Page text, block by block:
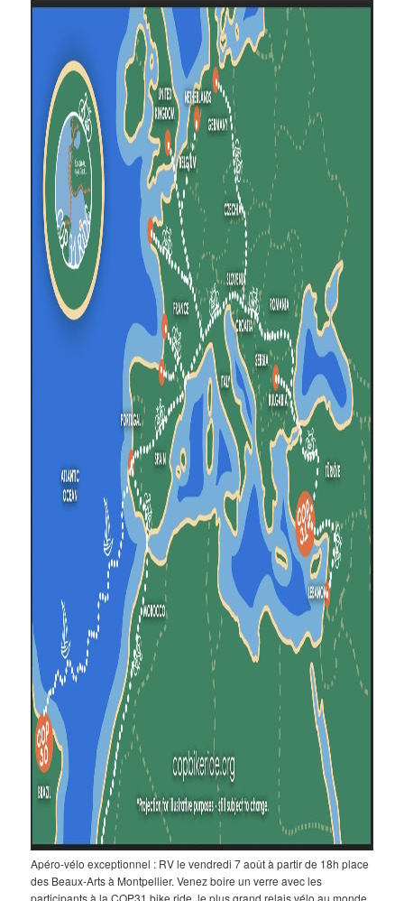
Apéro-vélo exceptionnel : RV le vendredi 7 août à partir de 18h place
des Beaux-Arts à Montpellier. Venez boire un verre avec les
participants à la COP31 bike ride, le plus grand relais vélo au monde